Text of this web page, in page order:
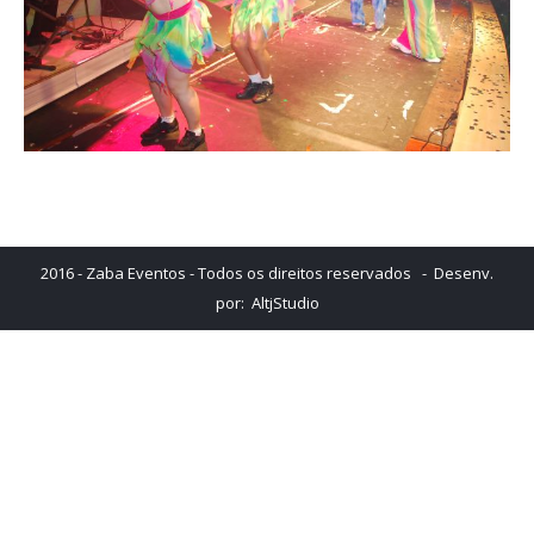
2016 - Zaba Eventos - Todos os direitos reservados - Desenv.
por: AltjStudio